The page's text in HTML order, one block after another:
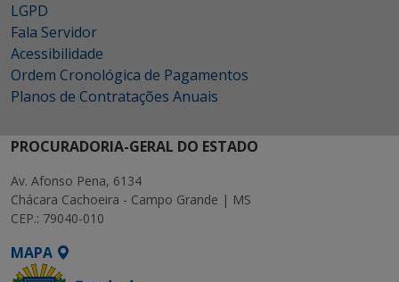
LGPD
Fala Servidor
Acessibilidade
Ordem Cronológica de Pagamentos
Planos de Contratações Anuais
PROCURADORIA-GERAL DO ESTADO
Av. Afonso Pena, 6134
Chácara Cachoeira - Campo Grande | MS
CEP.: 79040-010
MAPA